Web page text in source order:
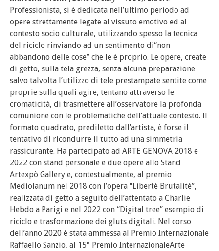
Professionista, si è dedicata nell’ultimo periodo ad
opere strettamente legate al vissuto emotivo ed al
contesto socio culturale, utilizzando spesso la tecnica
del riciclo rinviando ad un sentimento di“non
abbandono delle cose” che le è proprio. Le opere, create
di getto, sulla tela grezza, senza alcuna preparazione
salvo talvolta l’utilizzo di tele prestampate sentite come
proprie sulla quali agire, tentano attraverso le
cromaticità, di trasmettere all’osservatore la profonda
comunione con le problematiche dell’attuale contesto. Il
formato quadrato, prediletto dall’artista, è forse il
tentativo di ricondurre il tutto ad una simmetria
rassicurante. Ha partecipato ad ARTE GENOVA 2018 e
2022 con stand personale e due opere allo Stand
Artexpò Gallery e, contestualmente, al premio
Mediolanum nel 2018 con l’opera “Libertè Brutalitè”,
realizzata di getto a seguito dell’attentato a Charlie
Hebdo a Parigi e nel 2022 con “Digital tree” esempio di
riciclo e trasformazione dei gluts digitali. Nel corso
dell’anno 2020 è stata ammessa al Premio Internazionale
Raffaello Sanzio, al 15° Premio InternazionaleArte